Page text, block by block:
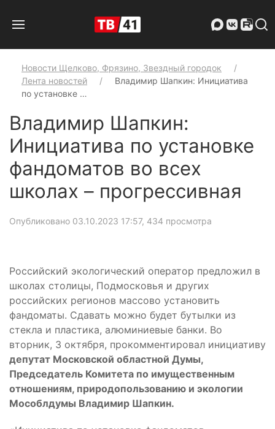
Новости Щелково, Фрязино, Звездный городок
Лента новостей
Владимир Шапкин: Инициатива
по установке …
Владимир Шапкин:
Инициатива по установке
фандоматов во всех
школах – прогрессивная
Опубликовано 03.10.2023 17:57, 434 просмотра
Российский экологический оператор предложил в
школах столицы, Подмосковья и других
российских регионов массово установить
фандоматы. Сдавать можно будет бутылки из
стекла и пластика, алюминиевые банки. Во
вторник, 3 октября, прокомментировал инициативу
депутат Московской областной Думы,
Председатель Комитета по имущественным
отношениям, природопользованию и экологии
Мособлдумы Владимир Шапкин.